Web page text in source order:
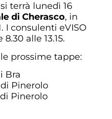
terrà lunedì 16
di Cherasco, in
I consulenti eVISO
alle 13.15.
prossime tappe:
Bra
Pinerolo
Pinerolo